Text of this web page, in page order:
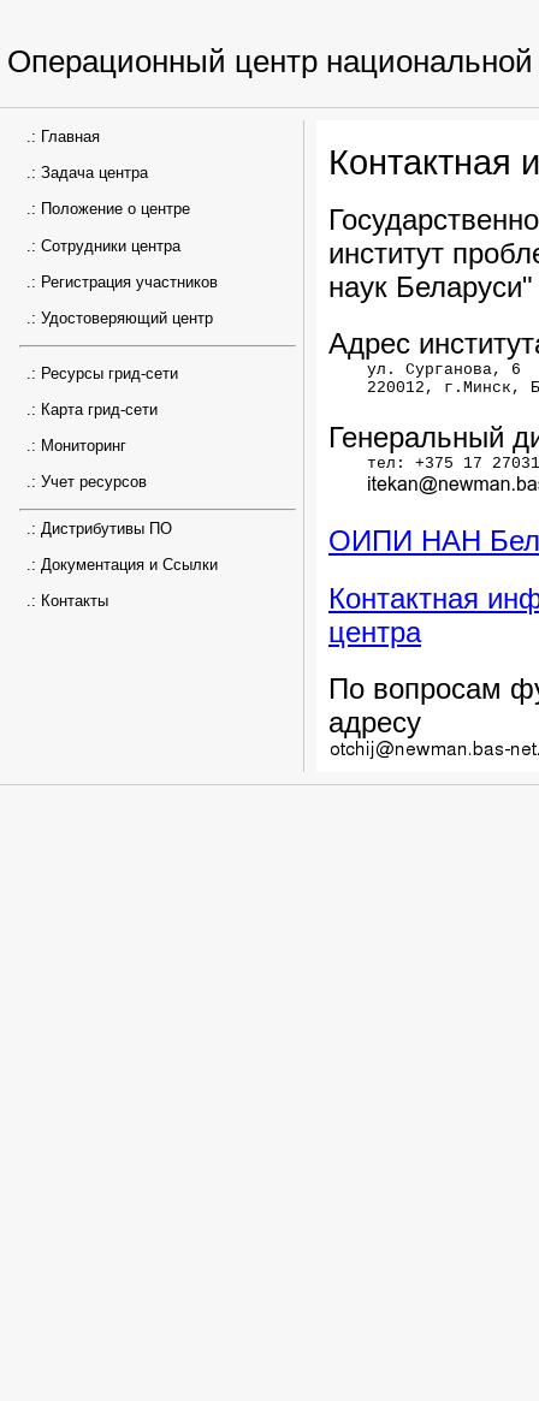
Операционный центр национальной
.: Главная
.: Задача центра
.: Положение о центре
.: Сотрудники центра
.: Регистрация участников
.: Удостоверяющий центр
.: Ресурсы грид-сети
.: Карта грид-сети
.: Мониторинг
.: Учет ресурсов
.: Дистрибутивы ПО
.: Документация и Ссылки
.: Контакты
Контактная
институт
наук
Адрес
    ул. Сурганова, 6
Генеральный
тел: +375 17
ОИПИ НАН
Контактная
центра
По вопросам
адресу